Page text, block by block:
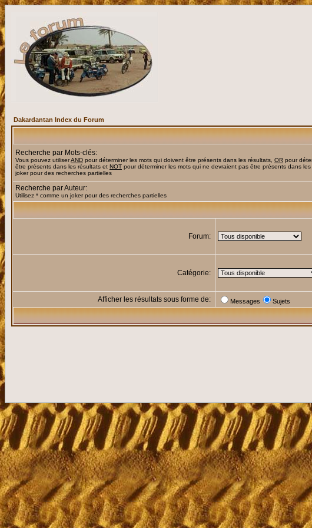
Dakardantan Index du Forum
Recherche par Mots-clés:
Vous pouvez utiliserAND pour déterminer les mots qui doivent être présents dans les résultats, OR pour
être présents dans les résultats et NOT pour déterminer les mots qui ne devraient pas être présents dans
joker pour des recherches partielles
Recherche par Auteur:
Utilisez * comme un joker pour des recherches partielles
Forum:
Catégorie:
Afficher les résultats sous forme de: Messages Sujets